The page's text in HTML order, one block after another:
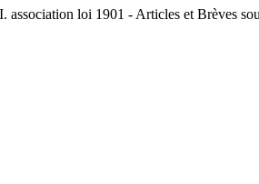
association loi 1901 - Articles et Brèves